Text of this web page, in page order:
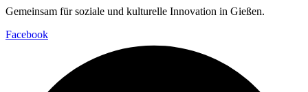
Gemeinsam für soziale und kulturelle Innovation in Gießen.
Facebook